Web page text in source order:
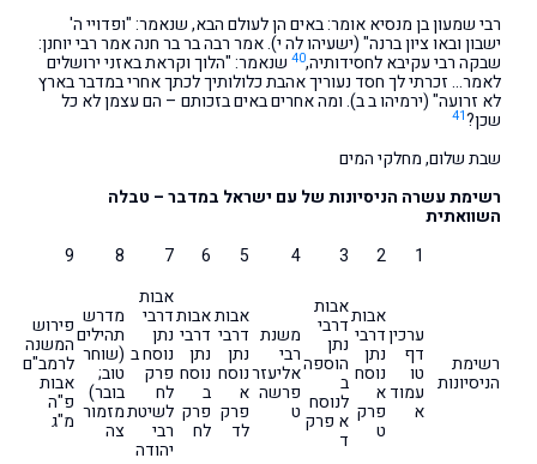
רבי שמעון בן מנסיא אומר: באים הן לעולם הבא, שנאמר: "ופדויי ה'
ישבון ובאו ציון ברנה" (ישעיהו לה י). אמר רבה בר בר חנה אמר רבי יוחנן:
שבקה רבי עקיבא לחסידותיה,40 שנאמר: "הלוך וקראת באזני ירושלים
לאמר… זכרתי לך חסד נעוריך אהבת כלולותיך לכתך אחרי במדבר בארץ
לא זרועה" (ירמיהו ב ב). ומה אחרים באים בזכותם – הם עצמן לא כל
שכן?41
שבת שלום, מחלקי המים
רשימת עשרה הניסיונות של עם ישראל במדבר – טבלה
השוואתית
1
2
3
4
5
6
7
8
9
רשימת
הניסיונות
ערכין
דף
טו
עמוד
א
אבות
דרבי
נתן
נוסח
א
פרק
ט
אבות
דרבי
נתן
הוספה
ב
לנוסח
א פרק
ד
משנת
רבי
אליעזר
פרשה
ט
אבות
דרבי
נתן
נוסח
א
פרק
לד
אבות
דרבי
נתן
נוסח
ב
פרק
לח
אבות
דרבי
נתן
נוסח ב
פרק
לח
לשיטת
רבי
יהודה
מדרש
תהילים
(שוחר
טוב;
בובר)
מזמור
צה
פירוש
המשנה
לרמב"ם
אבות
פ"ה
מ"ג